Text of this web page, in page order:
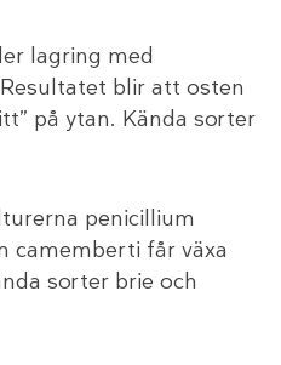
lagring med
blir att osten
på ytan. Kända sorter
penicillium
camemberti får växa
sorter brie och